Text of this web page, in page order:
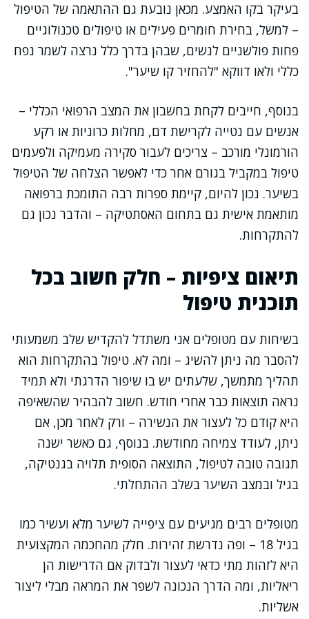
בעיקר בקו האמצע. מכאן נובעת גם ההתאמה של הטיפול
– למשל, בחירת חומרים פעילים או טיפולים טכנולוגיים
פחות פולשניים לנשים, שבהן בדרך כלל נרצה לשמר נפח
כללי ולאו דווקא "להחזיר קו שיער".
בנוסף, חייבים לקחת בחשבון את המצב הרפואי הכללי –
אנשים עם נטייה לקרישת דם, מחלות כרוניות או רקע
הורמונלי מורכב – צריכים לעבור סקירה מעמיקה ולפעמים
טיפול במקביל בגורם אחר כדי לאפשר הצלחה של הטיפול
בשיער. נכון להיום, קיימת ספרות רבה התומכת ברפואה
מותאמת אישית גם בתחום האסתטיקה – והדבר נכון גם
להתקרחות.
תיאום ציפיות – חלק חשוב בכל
תוכנית טיפול
בשיחות עם מטופלים אני משתדל להקדיש שלב משמעותי
להסבר מה ניתן להשיג – ומה לא. טיפול בהתקרחות הוא
תהליך מתמשך, שלעתים יש בו שיפור הדרגתי ולא תמיד
נראה תוצאות כבר אחרי חודש. חשוב להבהיר שהשאיפה
היא קודם כל לעצור את הנשירה – ורק לאחר מכן, אם
ניתן, לעודד צמיחה מחודשת. בנוסף, גם כאשר ישנה
תגובה טובה לטיפול, התוצאה הסופית תלויה בגנטיקה,
בגיל ובמצב השיער בשלב ההתחלתי.
מטופלים רבים מגיעים עם ציפייה לשיער מלא ועשיר כמו
בגיל 18 – ופה נדרשת זהירות. חלק מהחכמה המקצועית
היא לזהות מתי כדאי לעצור ולבדוק אם הדרישות הן
ריאליות, ומה הדרך הנכונה לשפר את המראה מבלי ליצור
אשליות.